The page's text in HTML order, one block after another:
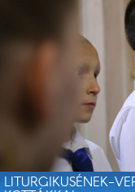
LITURGIKUSÉNEK-